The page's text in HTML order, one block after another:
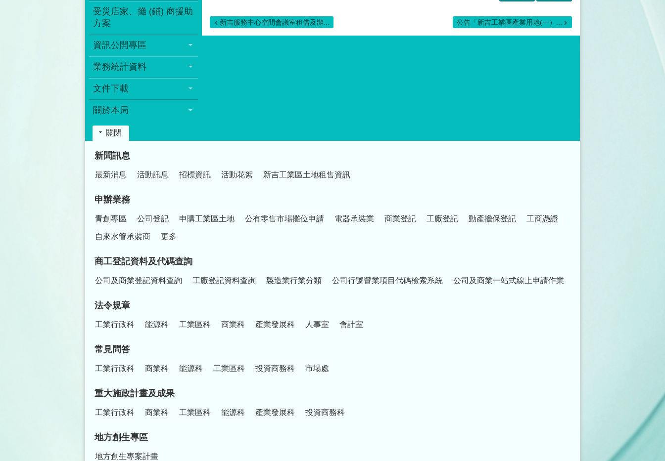
受災店家、攤 (鋪) 商援助
方案
資訊公開專區
業務統計資料
文件下載
關於本局
新吉服務中心空間會議室租借及辦... 公告「新吉工業區產業用地(一）...
關閉
新聞訊息
最新消息 活動訊息 招標資訊 活動花絮 新吉工業區土地租售資訊
申辦業務
青創專區 公司登記 申購工業區土地 公有零售市場攤位申請 電器承裝業 商業登記 工廠登記 動產擔保登記 工商憑證
自來水管承裝商 更多
商工登記資料及代碼查詢
公司及商業登記資料查詢 工廠登記資料查詢 製造業行業分類 公司行號營業項目代碼檢索系統 公司及商業一站式線上申請作業
法令規章
工業行政科 能源科 工業區科 商業科 產業發展科 人事室 會計室
常見問答
工業行政科 商業科 能源科 工業區科 投資商務科 市場處
重大施政計畫及成果
工業行政科 商業科 工業區科 能源科 產業發展科 投資商務科
地方創生專區
地方創生專案計畫